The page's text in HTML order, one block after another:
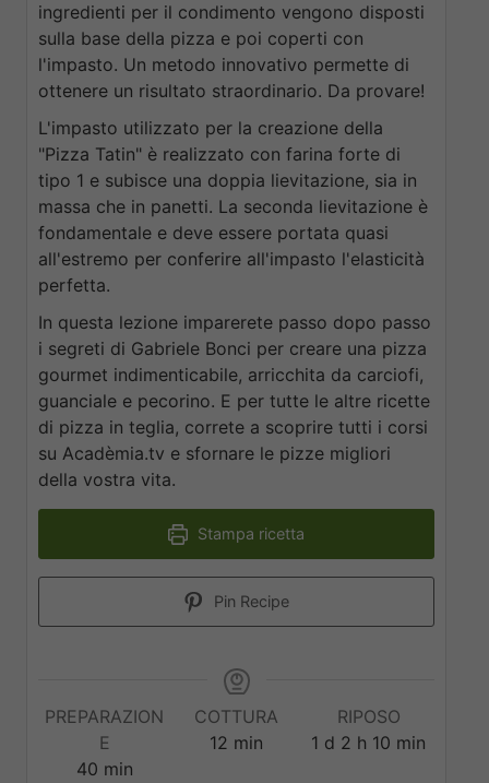
ingredienti per il condimento vengono disposti
sulla base della pizza e poi coperti con
l'impasto. Un metodo innovativo permette di
ottenere un risultato straordinario. Da provare!
L'impasto utilizzato per la creazione della
"Pizza Tatin" è realizzato con farina forte di
tipo 1 e subisce una doppia lievitazione, sia in
massa che in panetti. La seconda lievitazione è
fondamentale e deve essere portata quasi
all'estremo per conferire all'impasto l'elasticità
perfetta.
In questa lezione imparerete passo dopo passo
i segreti di Gabriele Bonci per creare una pizza
gourmet indimenticabile, arricchita da carciofi,
guanciale e pecorino. E per tutte le altre ricette
di pizza in teglia, correte a scoprire tutti i corsi
su Acadèmia.tv e sfornare le pizze migliori
della vostra vita.
Stampa ricetta
Pin Recipe
PREPARAZION
E
40 min
COTTURA
12 min
RIPOSO
1 d 2 h 10 min